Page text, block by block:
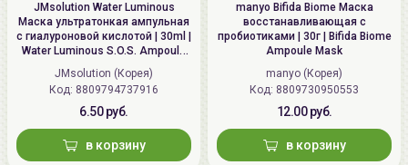
JMsolution Water Luminous
Маска ультратонкая ампульная
с гиалуроновой кислотой | 30ml |
Water Luminous S.O.S. Ampoule
Hyaluronic Mask Plus
JMsolution (Корея)
Код: 8809794737916
6.50 руб.
в корзину
manyo Bifida Biome Маска
восстанавливающая с
пробиотиками | 30г | Bifida Biome
Ampoule Mask
manyo (Корея)
Код: 8809730950553
12.00 руб.
в корзину